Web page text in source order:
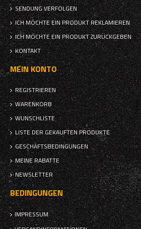
SENDUNG VERFOLGEN
ICH MÖCHTE EIN PRODUKT REKLAMIEREN
ICH MÖCHTE EIN PRODUKT ZURÜCKGEBEN
KONTAKT
MEIN KONTO
REGISTRIEREN
WARENKORB
WUNSCHLISTE
LISTE DER GEKAUFTEN PRODUKTE
GESCHÄFTSBEDINGUNGEN
MEINE RABATTE
NEWSLETTER
BEDINGUNGEN
IMPRESSUM